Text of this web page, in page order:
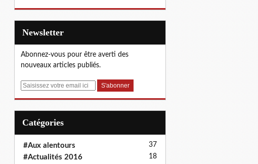
Newsletter
Abonnez-vous pour être averti des
nouveaux articles publiés.
E
Catégories
#Aux alentours 37
#Actualités 2016 18